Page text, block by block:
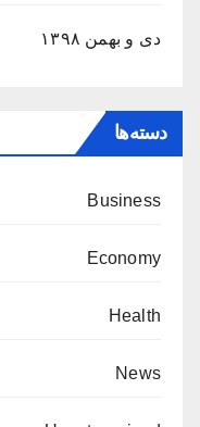
دی و بهمن ۱۳۹۸
دسته‌ها
Business
Economy
Health
News